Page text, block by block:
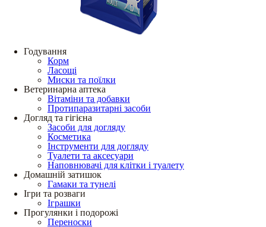
Годування
Корм
Ласощі
Миски та поїлки
Ветеринарна аптека
Вітаміни та добавки
Протипаразитарні засоби
Догляд та гігієна
Засоби для догляду
Косметика
Інструменти для догляду
Туалети та аксесуари
Наповнювачі для клітки і туалету
Домашній затишок
Гамаки та тунелі
Ігри та розваги
Іграшки
Прогулянки і подорожі
Переноски